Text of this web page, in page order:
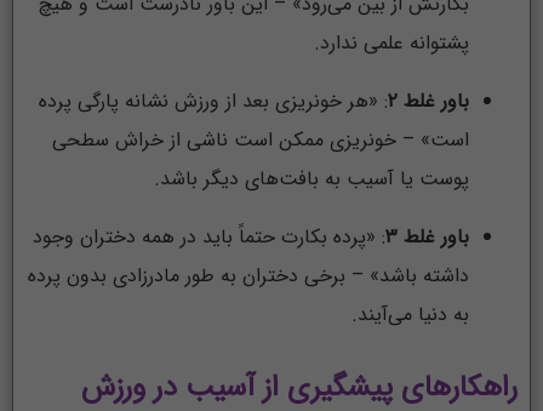
پشتوانه علمی ندارد.
باور غلط ۲ : «هر خونریزی بعد از ورزش نشانه پارگی پرده
است» – خونریزی ممکن است ناشی از خراش سطحی
پوست یا آسیب به بافت‌های دیگر باشد.
باور غلط ۳
: «پرده بکارت حتماً باید در همه دختران وجود
داشته باشد» – برخی دختران به طور مادرزادی بدون پرده
به دنیا می‌آیند.
راهکارهای پیشگیری از آسیب در ورزش